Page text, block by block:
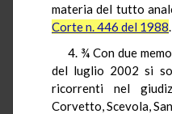
materia del tutto
Corte n. 446 del 1988.
4. ¾ Con due
del luglio 2002 si
ricorrenti nel
Corvetto, Scevola,